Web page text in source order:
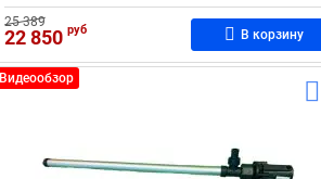
25 389
22 850 руб В корзину
Видеообзор